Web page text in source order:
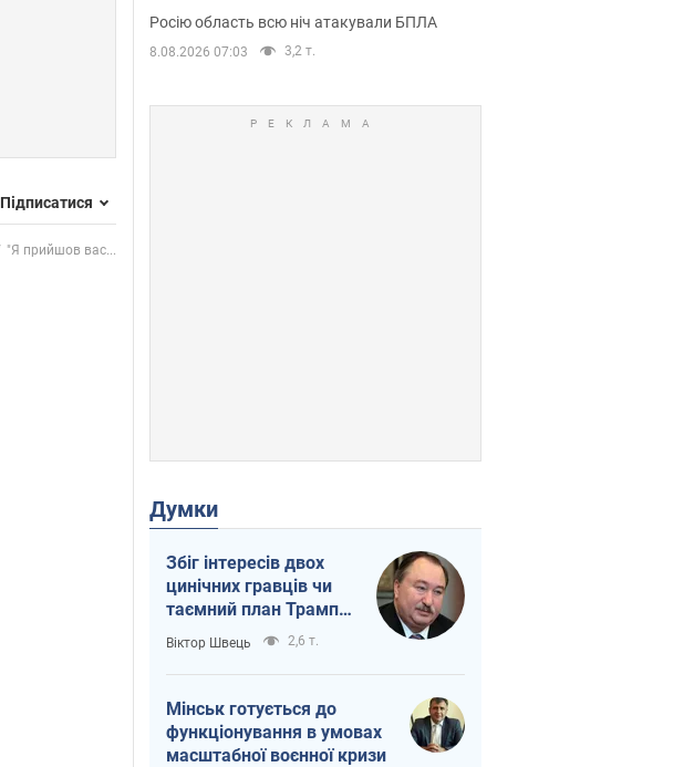
Підписатися
"Я прийшов вас...
установці "Сиваш": Генштаб
розкрив деталі. Фото і відео
Росію область всю ніч атакували БПЛА
8.08.2026 07:03 3,2 т.
Думки
Збіг інтересів двох
цинічних гравців чи
таємний план Трампа
і Путіна?
Віктор Швець 2,6 т.
Мінськ готується до
функціонування в умовах
масштабної воєнної кризи